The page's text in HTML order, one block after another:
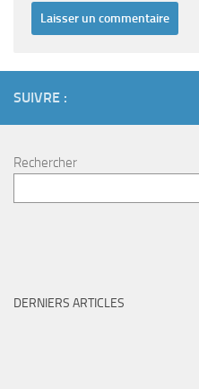
SUIVRE :
Rechercher
DERNIERS ARTICLES